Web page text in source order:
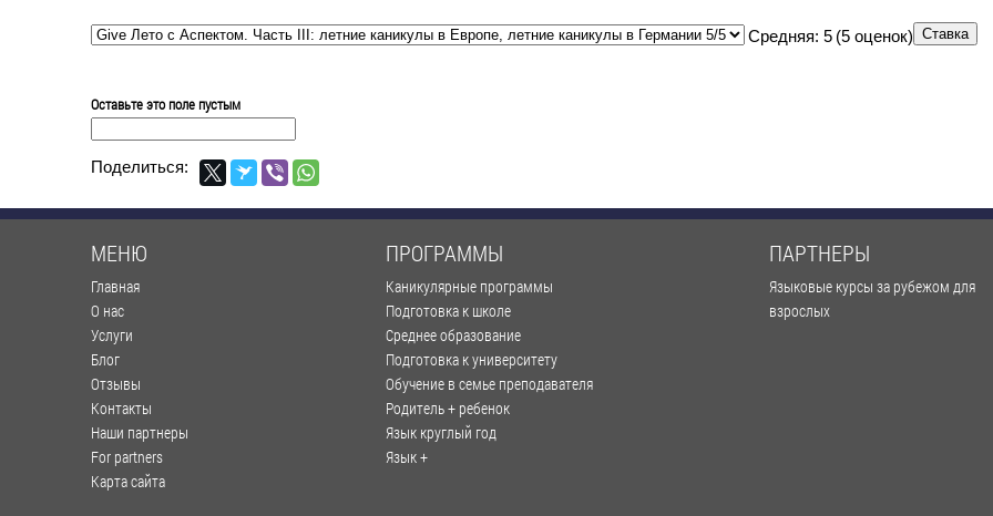
Средняя: 5 (5 оценок)
Оставьте это поле пустым
Поделиться:
МЕНЮ
Главная
О нас
Услуги
Блог
Отзывы
Контакты
Наши партнеры
For partners
Карта сайта
ПРОГРАММЫ
Каникулярные программы
Подготовка к школе
Среднее образование
Подготовка к университету
Обучение в семье преподавателя
Родитель + ребенок
Язык круглый год
Язык +
ПАРТНЕРЫ
Языковые курсы за рубежом для
взрослых